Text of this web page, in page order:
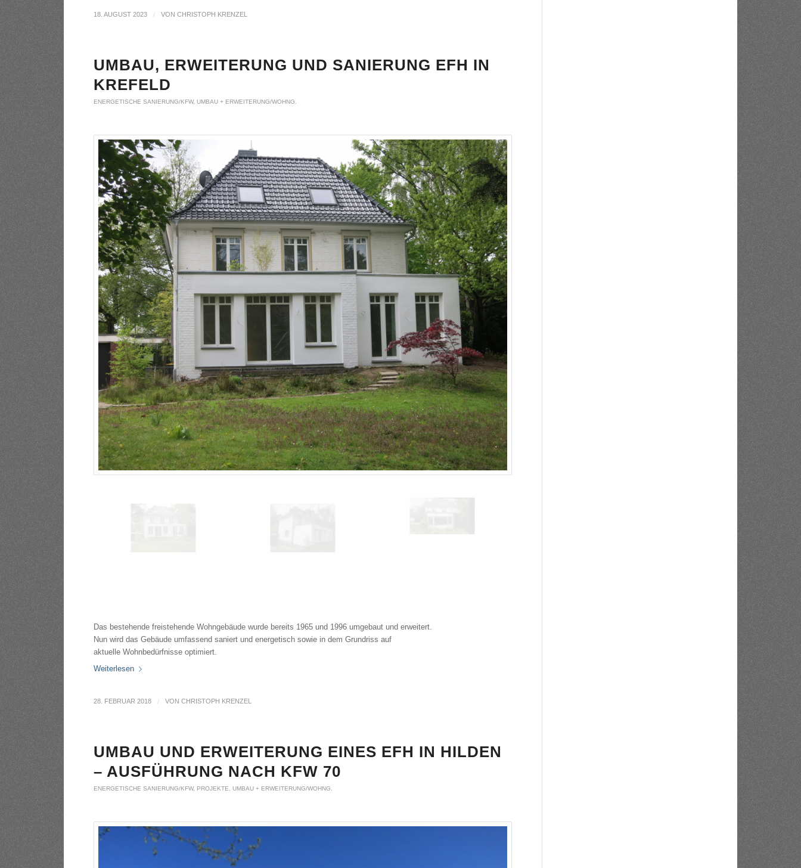
18. AUGUST 2023 / VON CHRISTOPH KRENZEL
UMBAU, ERWEITERUNG UND SANIERUNG EFH IN
KREFELD
ENERGETISCHE SANIERUNG/KFW, UMBAU + ERWEITERUNG/WOHNG.
Das bestehende freistehende Wohngebäude wurde bereits 1965 und 1996 umgebaut und erweitert.
Nun wird das Gebäude umfassend saniert und energetisch sowie in dem Grundriss auf
aktuelle Wohnbedürfnisse optimiert.
Weiterlesen
28. FEBRUAR 2018 / VON CHRISTOPH KRENZEL
UMBAU UND ERWEITERUNG EINES EFH IN HILDEN
– AUSFÜHRUNG NACH KFW 70
ENERGETISCHE SANIERUNG/KFW, PROJEKTE UMBAU + ERWEITERUNG/WOHNG.